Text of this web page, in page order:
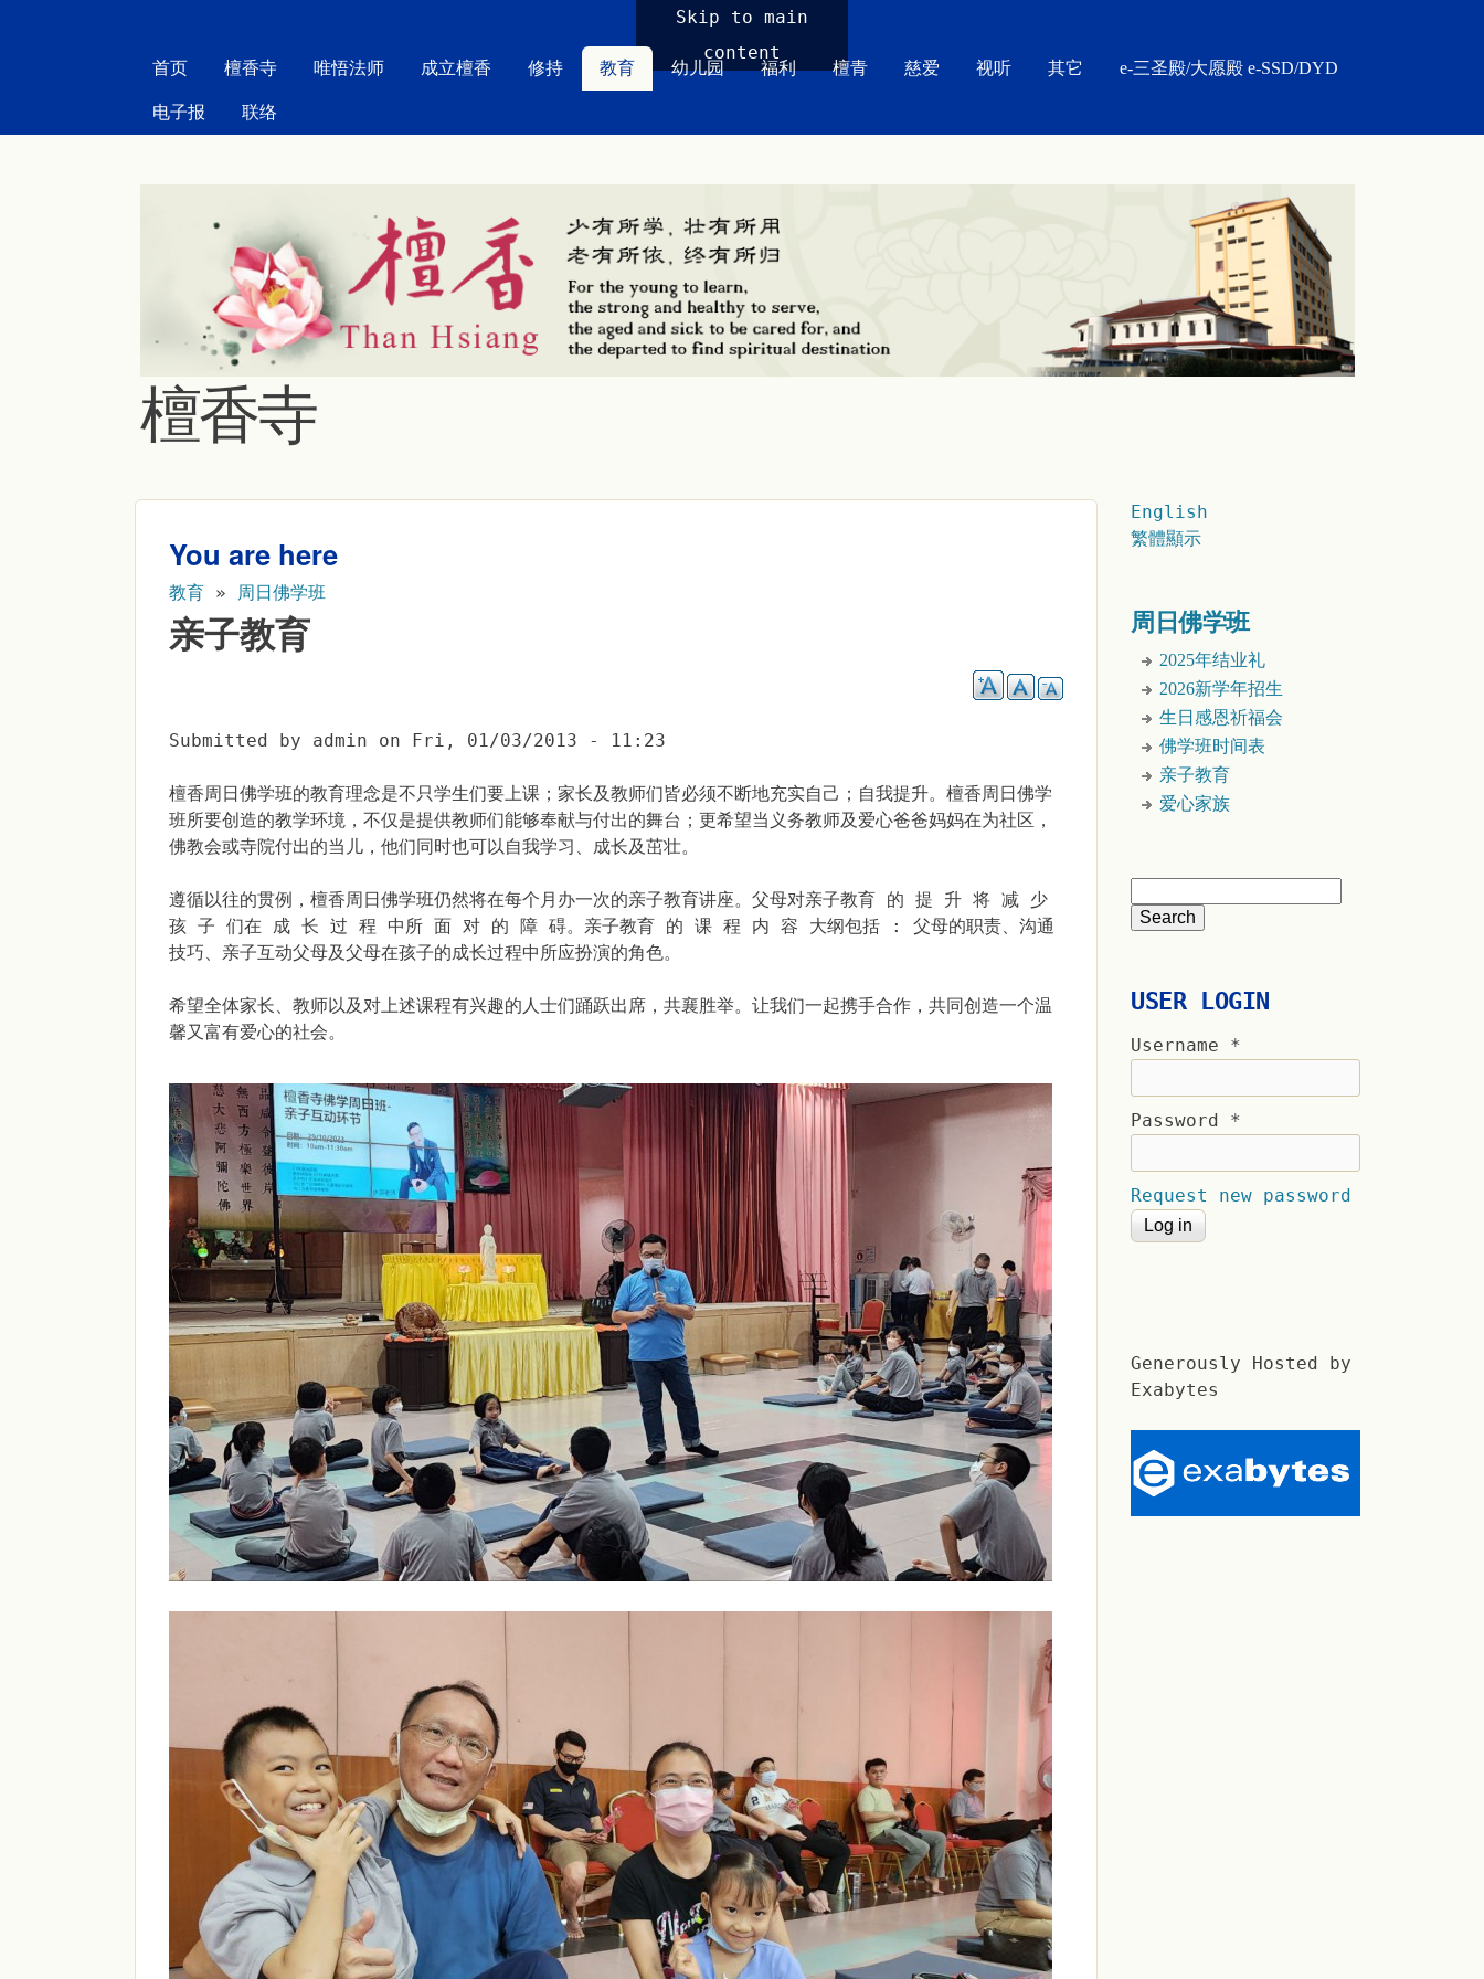
Skip to main
content
首页 檀香寺 唯悟法师 成立檀香 修持 教育 幼儿园 福利 檀青 慈爱 视听 其它 e-三圣殿/大愿殿 e-SSD/DYD
电子报 联络
檀香寺
You are here
教育 » 周日佛学班
亲子教育
Submitted by admin on Fri, 01/03/2013 - 11:23
檀香周日佛学班的教育理念是不只学生们要上课；家长及教师们皆必须不断地充实自己；自我提升。檀香周日佛学
班所要创造的教学环境，不仅是提供教师们能够奉献与付出的舞台；更希望当义务教师及爱心爸爸妈妈在为社区，
佛教会或寺院付出的当儿，他们同时也可以自我学习、成长及茁壮。
遵循以往的贯例，檀香周日佛学班仍然将在每个月办一次的亲子教育讲座。父母对亲子教育 的 提 升 将 减 少
孩 子 们在 成 长 过 程 中所 面 对 的 障 碍。亲子教育 的 课 程 内 容 大纲包括 : 父母的职责、沟通
技巧、亲子互动父母及父母在孩子的成长过程中所应扮演的角色。
希望全体家长、教师以及对上述课程有兴趣的人士们踊跃出席，共襄胜举。让我们一起携手合作，共同创造一个温
馨又富有爱心的社会。
English
繁體顯示
周日佛学班
2025年结业礼
2026新学年招生
生日感恩祈福会
佛学班时间表
亲子教育
爱心家族
USER LOGIN
Username *
Password *
Request new password
Generously Hosted by
Exabytes